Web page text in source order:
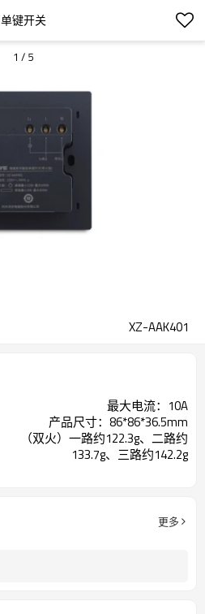
单键开关
1 / 5
XZ-AAK401
最大电流：10A
产品尺寸：86*86*36.5mm
（双火）一路约122.3g、二路约
133.7g、三路约142.2g
更多